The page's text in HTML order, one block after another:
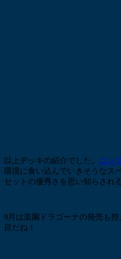
以上デッキの紹介でした。 ニン
環境に食い込んでいきそうなス
セットの優秀さを思い知らされる
9月は楽園ドラゴーナの発売も
目だね！